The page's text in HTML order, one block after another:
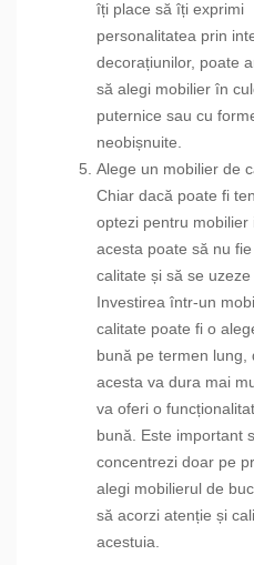
îți place să îți exprimi
personalitatea prin
decorațiunilor, poate
să alegi mobilier în
puternice sau cu
neobișnuite.
Alege un mobilier de
Chiar dacă poate fi
optezi pentru mobilier
acesta poate să nu fie
calitate și să se uzeze
Investirea într-un
calitate poate fi o
bună pe termen lung,
acesta va dura mai
va oferi o
bună. Este important
concentrezi doar pe
alegi mobilierul de
să acorzi atenție și
acestuia.